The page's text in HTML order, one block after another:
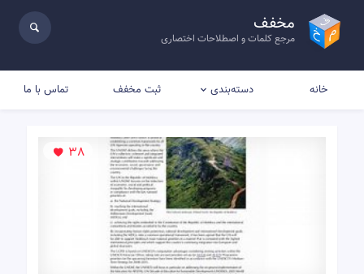
مخفف
مرجع کلمات و اصطلاحات اختصاری
خانه دسته‌بندی ثبت مخفف تماس با ما
38